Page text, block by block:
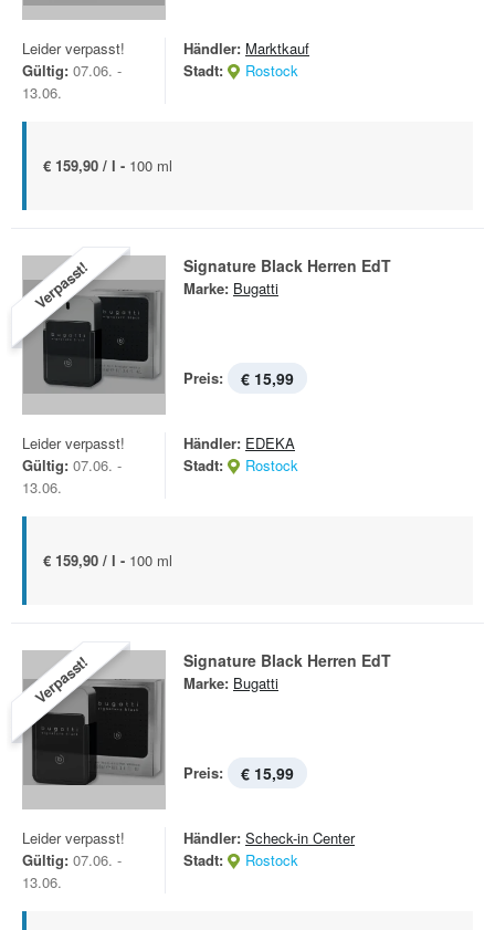
Leider verpasst!
Gültig: 07.06. -
13.06.
Händler: Marktkauf
Stadt:
Rostock
€ 159,90 / l - 100 ml
Verpasst! Signature Black Herren EdT
Marke: Bugatti
Preis: € 15,99
Leider verpasst!
Gültig: 07.06. -
13.06.
Händler: EDEKA
Stadt:
Rostock
€ 159,90 / l - 100 ml
Verpasst! Signature Black Herren EdT
Marke: Bugatti
Preis: € 15,99
Leider verpasst!
Gültig: 07.06. -
13.06.
Händler: Scheck-in Center
Stadt:
Rostock